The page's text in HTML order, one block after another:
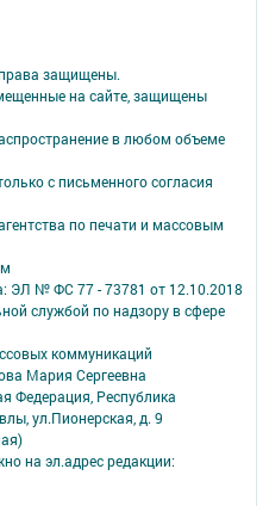
защищены.
на сайте, защищены
в любом объеме
с письменного согласия
по печати и массовым
ЭЛ № ФС 77 - 73781 от 12.10.2018
службой по надзору в сфере
коммуникаций
Мария Сергеевна
Федерация, Республика
ул.Пионерская, д. 9
на эл.адрес редакции: